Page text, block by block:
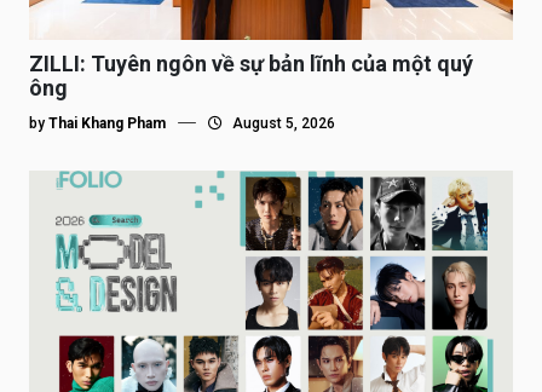
ZILLI: Tuyên ngôn về sự bản lĩnh của một quý
ông
by Thai Khang Pham August 5, 2026